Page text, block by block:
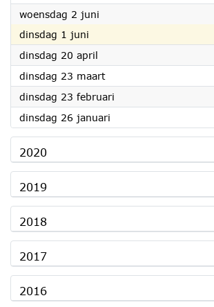
woensdag 2 juni
dinsdag 1 juni
dinsdag 20 april
dinsdag 23 maart2021
dinsdag 23 februari
dinsdag 26 januari
2020
2019
2018
2017
2016